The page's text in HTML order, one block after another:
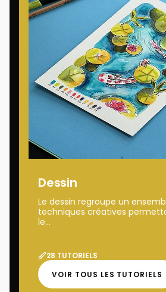
Dessin
Le dessin regroupe un
techniques créatives
le...
28 TUTORIELS
VOIR TOUS LES TUTORIELS